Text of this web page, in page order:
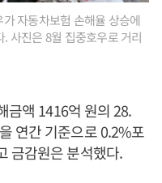
자동차보험 손해율 상승에
사진은 8월 집중호우로 거리
금액 1416억 원의 28.
연간 기준으로 0.2%포
금감원은 분석했다.